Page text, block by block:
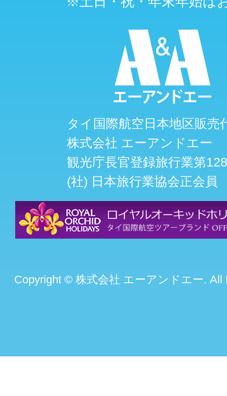
タイ国際航空日本地区販売
株式会社 エーアンドエー
観光庁長官登録旅行業第
(社) 日本旅行業協会正会員
Copyright © 株式会社 エーアンドエー. All